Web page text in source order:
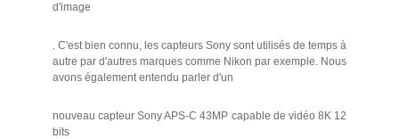
d'image
. C'est bien connu, les capteurs Sony sont utilisés de temps à
autre par d'autres marques comme Nikon par exemple. Nous
avons également entendu parler d'un
nouveau capteur Sony APS-C 43MP capable de vidéo 8K 12
bits